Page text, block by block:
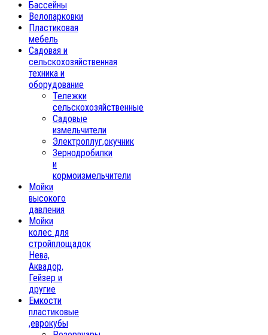
Бассейны
Велопарковки
Пластиковая
мебель
Садовая и
сельскохозяйственная
техника и
оборудование
Тележки
сельскохозяйственные
Садовые
измельчители
Электроплуг,окучник
Зернодробилки
и
кормоизмельчители
Мойки
высокого
давления
Мойки
колес для
стройплощадок
Нева,
Аквадор,
Гейзер и
другие
Емкости
пластиковые
,еврокубы